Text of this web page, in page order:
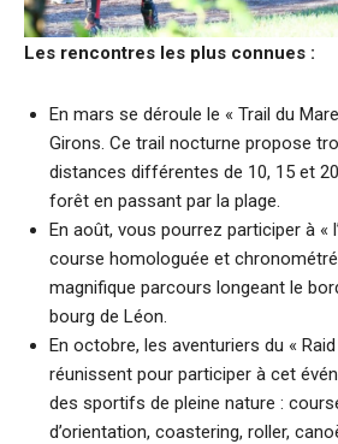
Les rencontres les plus connues :
En mars se déroule le « Trail du
Girons. Ce trail nocturne propose
distances différentes de 10, 15 et
forêt en passant par la plage.
En août, vous pourrez participer à «
course homologuée et
magnifique parcours longeant le
bourg de Léon.
En octobre, les aventuriers du «
réunissent pour participer à cet
des sportifs de pleine nature :
d’orientation, coastering, roller,